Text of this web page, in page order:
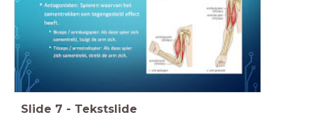
Slide 7 - Tekstslide